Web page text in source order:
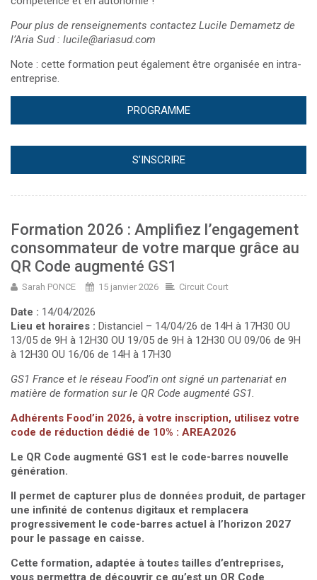
Pour plus de renseignements contactez Lucile Demametz de
l’Aria Sud : lucile@ariasud.com
Note : cette formation peut également être organisée en intra-
entreprise.
PROGRAMME
S’INSCRIRE
Formation 2026 : Amplifiez l’engagement
consommateur de votre marque grâce au
QR Code augmenté GS1
Sarah PONCE 15 janvier 2026 Circuit Court
Date : 14/04/2026
Lieu et horaires : Distanciel – 14/04/26 de 14H à 17H30 OU
13/05 de 9H à 12H30 OU 19/05 de 9H à 12H30 OU 09/06 de 9H
à 12H30 OU 16/06 de 14H à 17H30
GS1 France et le réseau Food’in ont signé un partenariat en
matière de formation sur le QR Code augmenté GS1.
Adhérents Food’in 2026, à votre inscription, utilisez votre
code de réduction dédié de 10% : AREA2026
Le QR Code augmenté GS1 est le code-barres nouvelle
génération.
Il permet de capturer plus de données produit, de partager
une infinité de contenus digitaux et remplacera
progressivement le code-barres actuel à l’horizon 2027
pour le passage en caisse.
Cette formation, adaptée à toutes tailles d’entreprises,
vous permettra de découvrir ce qu’est un QR Code